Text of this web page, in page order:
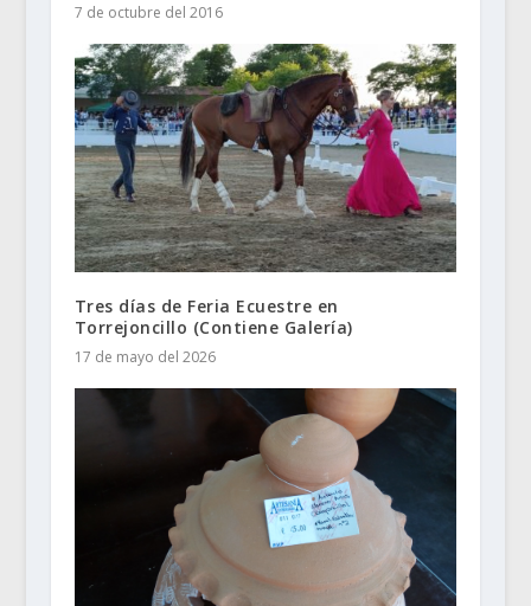
7 de octubre del 2016
Tres días de Feria Ecuestre en
Torrejoncillo (Contiene Galería)
17 de mayo del 2026